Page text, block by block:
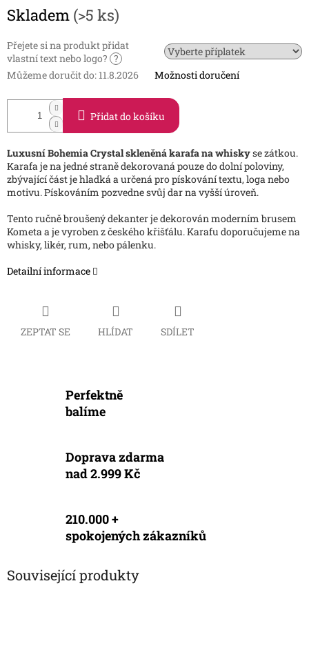
cena:
Skladem (>5 ks)
Přejete si na produkt přidat
vlastní text nebo logo? ?
Můžeme doručit do: 11.8.2026 Možnosti doručení
Přidat do košíku
Luxusní Bohemia Crystal skleněná karafa na whiskyse zátkou.
Karafa je na jedné straně dekorovaná pouze do dolní poloviny,
zbývající část je hladká a určená pro pískování textu, loga nebo
motivu. Pískováním pozvedne svůj dar na vyšší úroveň.
Tento ručně broušený dekanter je dekorován moderním brusem
Kometa a je vyroben z českého křišťálu. Karafu doporučujeme na
whisky, likér, rum, nebo pálenku.
Detailní informace
ZEPTAT SE HLÍDAT SDÍLET
Perfektně
balíme
Doprava zdarma
nad 2.999 Kč
210.000 +
spokojených zákazníků
Související produkty